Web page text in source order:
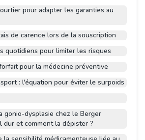
pour adapter les garanties au
de carence lors de la souscription
quotidiens pour limiter les risques
pour la médecine préventive
: l'équation pour éviter le surpoids
gonio-dysplasie chez le Berger
dur et comment la dépister ?